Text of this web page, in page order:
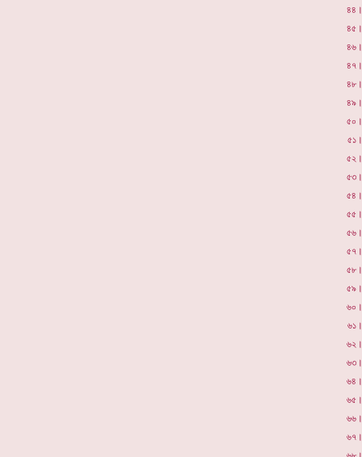
৪৪।
৪৫।
৪৬।
৪৭।
৪৮।
৪৯।
৫০।
৫১।
৫২।
৫৩।
৫৪।
৫৫।
৫৬।
৫৭।
৫৮।
৫৯।
৬০।
৬১।
৬২।
৬৩।
৬৪।
৬৫।
৬৬।
৬৭।